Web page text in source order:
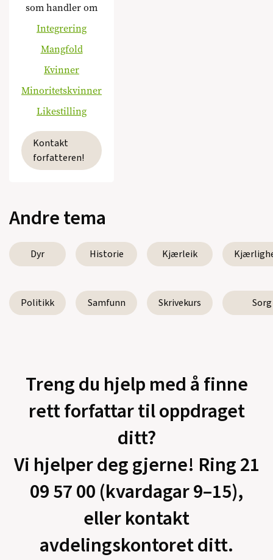
som handler om
Integrering
Mangfold
Kvinner
Minoritetskvinner
Likestilling
Kontakt
forfatteren!
Andre tema
Dyr Historie Kjærleik
Politikk Samfunn Skrivekurs Sorg
Treng du hjelp med å finne
rett forfattar til oppdraget
ditt?
Vi hjelper deg gjerne! Ring 21
09 57 00 (kvardagar 9–15),
eller kontakt
avdelingskontoret ditt.